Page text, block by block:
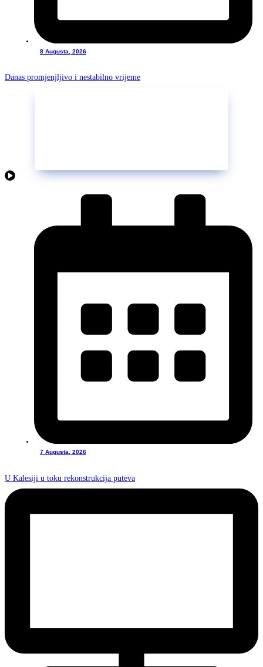
8 Augusta, 2026
Danas promjenjljivo i nestabilno vrijeme
7 Augusta, 2026
U Kalesiji u toku rekonstrukcija puteva